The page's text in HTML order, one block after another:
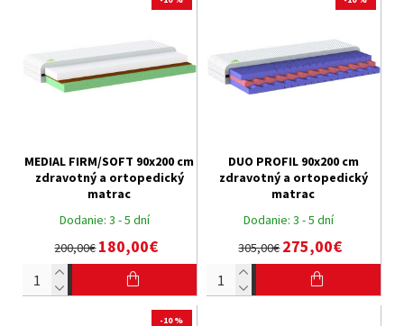
Dodanie: 3 - 5 dní
MEDIAL FIRM/SOFT 90x200 cm
zdravotný a ortopedický
matrac
200,00€180,00€
Dodanie: 3 - 5 dní
DUO PROFIL 90x200 cm
zdravotný a ortopedický
matrac
305,00€275,00€
-10 %